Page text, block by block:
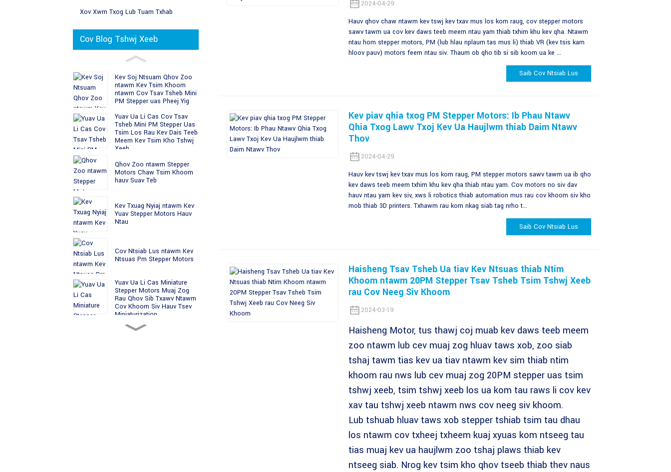
Xov Xwm Txog Lub Tuam Txhab
Cov Blog Tshwj Xeeb
Kev Soj Ntsuam Qhov Zoo
ntawm Kev Tsim Khoom
ntawm Cov Tsav Tsheb Mini
PM Stepper uas Pheej Yig
Yuav Ua Li Cas Cov Tsav
Tsheb Mini PM Stepper Uas
Tsim Los Rau Kev Dais Teeb
Meem Kev Tsim Kho Tshwj
Xeeb
Qhov Zoo ntawm Stepper
Motors Chaw Tsim Khoom
hauv Suav Teb
Kev Txuag Nyiaj ntawm Kev
Yuav Stepper Motors Hauv
Ntau
Cov Ntsiab Lus ntawm Kev
Ntsuas Pm Stepper Motors
Yuav Ua Li Cas Miniature
Stepper Motors Muaj Zog
Rau Qhov Sib Txawv Ntawm
Cov Khoom Siv Hauv Tsev
Miniaturization
Phau Ntawv Qhia Txog Kev
2024-04-29
Hauv qhov chaw ntawm kev tswj kev txav mus los kom raug, cov stepper motors
sawv tawm ua cov kev daws teeb meem ntau yam thiab txhim khu kev qha. Ntawm
ntau hom stepper motors, PM (lub hlau nplaum tas mus li) thiab VR (kev tsis kam
hloov pauv) motors feem ntau siv. Thaum ob qho tib si sib koom ua ke ...
Saib Cov Ntsiab Lus
Kev piav qhia txog PM Stepper Motors: Ib Phau Ntawv
Qhia Txog Lawv Txoj Kev Ua Haujlwm thiab Daim Ntawv
Thov
2024-04-29
Hauv kev tswj kev txav mus los kom raug, PM stepper motors sawv tawm ua ib qho
kev daws teeb meem txhim khu kev qha thiab ntau yam. Cov motors no siv dav
hauv ntau yam kev siv, xws li robotics thiab automation mus rau cov khoom siv kho
mob thiab 3D printers. Txhawm rau kom nkag siab tag nrho t...
Saib Cov Ntsiab Lus
Haisheng Tsav Tsheb Ua tiav Kev Ntsuas thiab Ntim
Khoom ntawm 20PM Stepper Tsav Tsheb Tsim Tshwj Xeeb
rau Cov Neeg Siv Khoom
2024-03-19
Haisheng Motor, tus thawj coj muab kev daws teeb meem
zoo ntawm lub cev muaj zog hluav taws xob, zoo siab
tshaj tawm tias kev ua tiav ntawm kev sim thiab ntim
khoom rau nws lub cev muaj zog 20PM stepper uas tsim
tshwj xeeb, tsim tshwj xeeb los ua kom tau raws li cov kev
xav tau tshwj xeeb ntawm nws cov neeg siv khoom.
Lub tshuab hluav taws xob stepper tshiab tsim tau dhau
los ntawm cov txheej txheem kuaj xyuas kom ntseeg tau
tias muaj kev ua haujlwm zoo tshaj plaws thiab kev
ntseeg siab. Nrog kev tsim kho qhov tseeb thiab thev naus